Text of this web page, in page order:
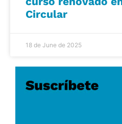
Circular
18 de June de 2025